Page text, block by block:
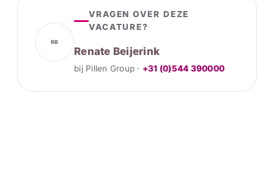
RB
VRAGEN OVER DEZE
VACATURE?
Renate Beijerink
bij Pillen Group · +31 (0)544 390000